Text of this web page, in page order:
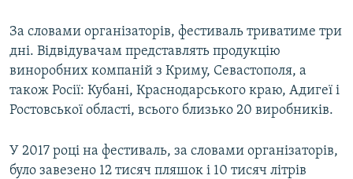
За словами організаторів, фестиваль триватиме три
дні. Відвідувачам представлять продукцію
виноробних компаній з Криму, Севастополя, а
також Росії: Кубані, Краснодарського краю, Адигеї і
Ростовської області, всього близько 20 виробників.
У 2017 році на фестиваль, за словами організаторів,
було завезено 12 тисяч пляшок і 10 тисяч літрів